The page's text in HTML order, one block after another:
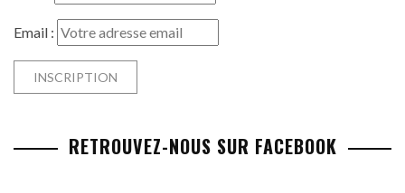
Email :
RETROUVEZ-NOUS SUR FACEBOOK